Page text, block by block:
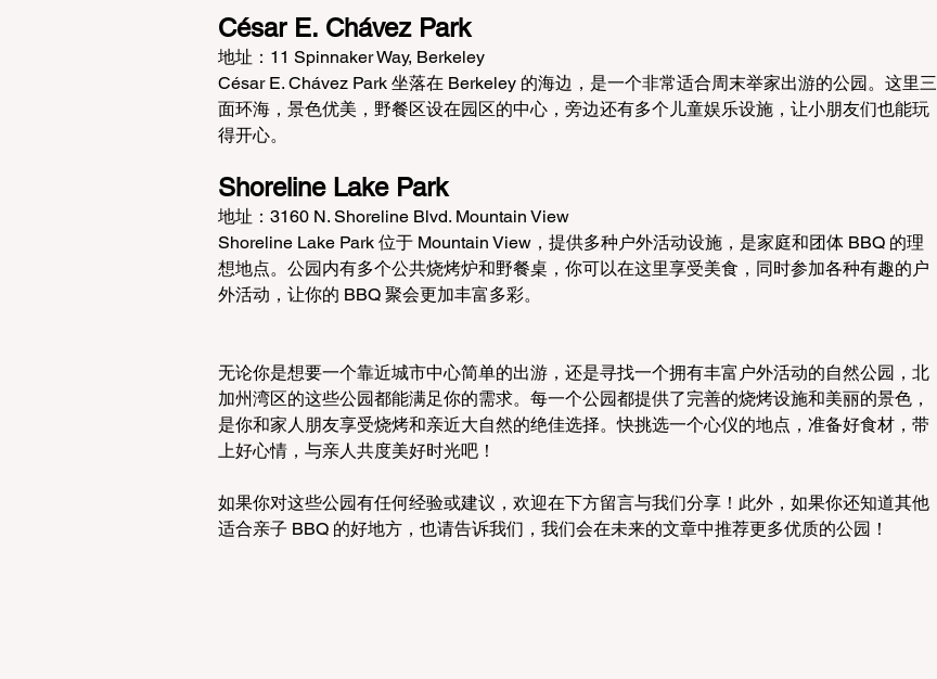
César E. Chávez Park
地址：11 Spinnaker Way, Berkeley
César E. Chávez Park 坐落在 Berkeley 的海边，是一个非常适合周末举家出游的公园。这里三
面环海，景色优美，野餐区设在园区的中心，旁边还有多个儿童娱乐设施，让小朋友们也能玩
得开心。
Shoreline Lake Park
地址：3160 N. Shoreline Blvd. Mountain View
Shoreline Lake Park 位于 Mountain View，提供多种户外活动设施，是家庭和团体 BBQ 的理
想地点。公园内有多个公共烧烤炉和野餐桌，你可以在这里享受美食，同时参加各种有趣的户
外活动，让你的 BBQ 聚会更加丰富多彩。
无论你是想要一个靠近城市中心简单的出游，还是寻找一个拥有丰富户外活动的自然公园，北
加州湾区的这些公园都能满足你的需求。每一个公园都提供了完善的烧烤设施和美丽的景色，
是你和家人朋友享受烧烤和亲近大自然的绝佳选择。快挑选一个心仪的地点，准备好食材，带
上好心情，与亲人共度美好时光吧！
如果你对这些公园有任何经验或建议，欢迎在下方留言与我们分享！此外，如果你还知道其他
适合亲子 BBQ 的好地方，也请告诉我们，我们会在未来的文章中推荐更多优质的公园！